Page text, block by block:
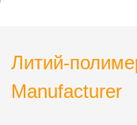
Литий-
Manufacturer